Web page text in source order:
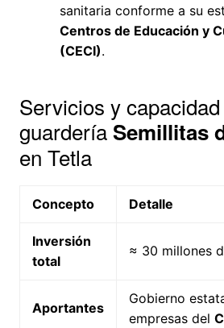
sanitaria conforme a su
Centros de Educación y
(CECI).
Servicios y
guarderíaSemillitas
en Tetla
Concepto Detalle
Inversión
total
≈ 30 millones
Aportantes
Gobierno
empresas del